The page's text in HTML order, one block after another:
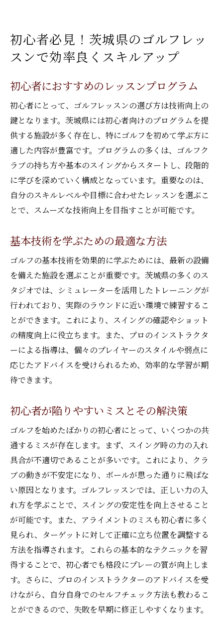
初心者必見！茨城県のゴルフレッ
スンで効率良くスキルアップ
初心者におすすめのレッスンプログラム
初心者にとって、ゴルフレッスンの選び方は技術向上の
鍵となります。茨城県には初心者向けのプログラムを提
供する施設が多く存在し、特にゴルフを初めて学ぶ方に
適した内容が豊富です。プログラムの多くは、ゴルフク
ラブの持ち方や基本のスイングからスタートし、段階的
に学びを深めていく構成となっています。重要なのは、
自分のスキルレベルや目標に合わせたレッスンを選ぶこ
とで、スムーズな技術向上を目指すことが可能です。
基本技術を学ぶための最適な方法
ゴルフの基本技術を効果的に学ぶためには、最新の設備
を備えた施設を選ぶことが重要です。茨城県の多くのス
タジオでは、シミュレーターを活用したトレーニングが
行われており、実際のラウンドに近い環境で練習するこ
とができます。これにより、スイングの確認やショット
の精度向上に役立ちます。また、プロのインストラクタ
ーによる指導は、個々のプレイヤーのスタイルや弱点に
応じたアドバイスを受けられるため、効率的な学習が期
待できます。
初心者が陥りやすいミスとその解決策
ゴルフを始めたばかりの初心者にとって、いくつかの共
通するミスが存在します。まず、スイング時の力の入れ
具合が不適切であることが多いです。これにより、クラ
ブの動きが不安定になり、ボールが思った通りに飛ばな
い原因となります。ゴルフレッスンでは、正しい力の入
れ方を学ぶことで、スイングの安定性を向上させること
が可能です。また、アライメントのミスも初心者に多く
見られ、ターゲットに対して正確に立ち位置を調整する
方法を指導されます。これらの基本的なテクニックを習
得することで、初心者でも格段にプレーの質が向上しま
す。さらに、プロのインストラクターのアドバイスを受
けながら、自分自身でのセルフチェック方法も教わるこ
とができるので、失敗を早期に修正しやすくなります。